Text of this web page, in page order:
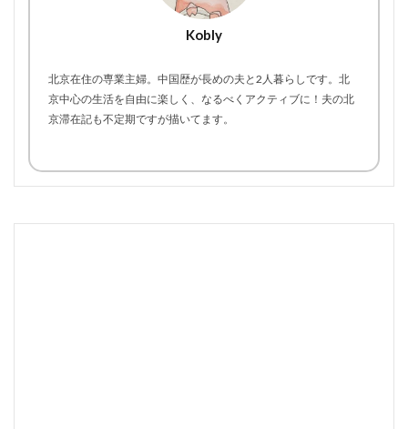
Kobly
北京在住の専業主婦。中国歴が長めの夫と2人暮らしです。北
京中心の生活を自由に楽しく、なるべくアクティブに！夫の北
京滞在記も不定期ですが描いてます。